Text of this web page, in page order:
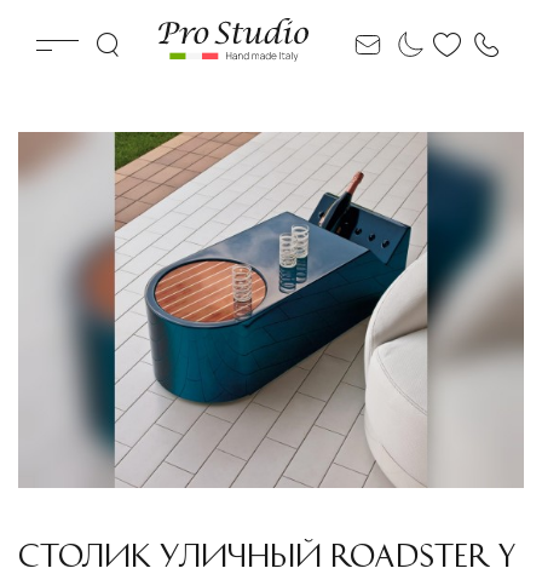
СТОЛИК УЛИЧНЫЙ ROADSTER Y